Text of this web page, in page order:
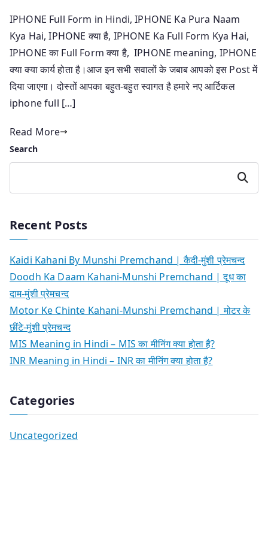
IPHONE Full Form in Hindi, IPHONE Ka Pura Naam
Kya Hai, IPHONE क्या है, IPHONE Ka Full Form Kya Hai,
IPHONE का Full Form क्या है, IPHONE meaning, IPHONE
क्या क्या कार्य होता है।आज इन सभी सवालों के जबाब आपको इस Post में
दिया जाएगा। दोस्तों आपका बहुत-बहुत स्वागत है हमारे नए आर्टिकल
iphone full […]
Read More
Search
Search
Recent Posts
Kaidi Kahani By Munshi Premchand | कैदी-मुंशी प्रेमचन्द
Doodh Ka Daam Kahani-Munshi Premchand | दूध का
दाम-मुंशी प्रेमचन्द
Motor Ke Chinte Kahani-Munshi Premchand | मोटर के
छींटे-मुंशी प्रेमचन्द
MIS Meaning in Hindi – MIS का मीनिंग क्या होता है?
INR Meaning in Hindi – INR का मीनिंग क्या होता है?
Categories
Uncategorized